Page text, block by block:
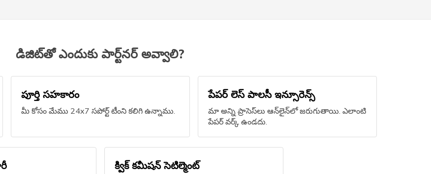
డిజిట్‌తో ఎందుకు పార్ట్‌నర్‌ అవ్వాలి?
పూర్తి సహకారం
మీ కోసం మేము 24x7 సపోర్ట్ టీంని కలిగి ఉన్నాము.
పేపర్ లెస్ పాలసీ ఇన్సూరెన్స్
మా అన్ని ప్రాసెస్‌లు ఆన్‌లైన్‌లో జరుగుతాయి. ఎలాంటి
పేపర్ వర్క్ ఉండదు.
క్విక్ కమీషన్ సెటిల్మెంట్